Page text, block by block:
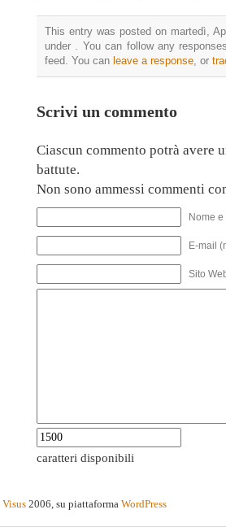
This entry was posted on martedì,
under . You can follow any
feed. You can leave a response , or
Scrivi un commento
Ciascun commento potrà avere
battute.
Non sono ammessi commenti
Nome
E-mail
Sito
caratteri disponibili
Visus 2006, su piattaforma WordPress